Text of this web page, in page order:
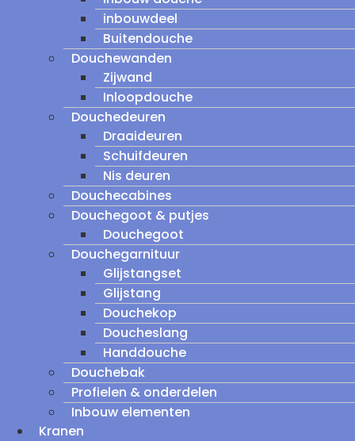
inbouwdeel
Buitendouche
Douchewanden
Zijwand
Inloopdouche
Douchedeuren
Draaideuren
Schuifdeuren
Nis deuren
Douchecabines
Douchegoot & putjes
Douchegoot
Douchegarnituur
Glijstangset
Glijstang
Douchekop
Doucheslang
Handdouche
Douchebak
Profielen & onderdelen
Inbouw elementen
Kranen